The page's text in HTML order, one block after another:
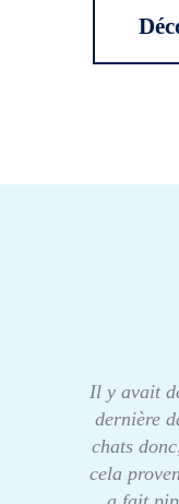
Il y avait
dernière
chats
cela